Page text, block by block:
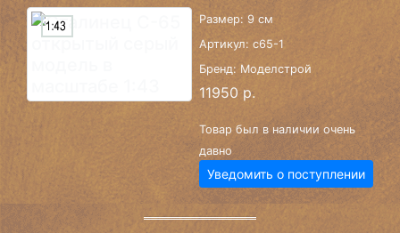
Размер: 9 см
Артикул: c65-1
Бренд: Моделстрой
11950 р.
Товар был в наличии очень
давно
Уведомить о поступлении